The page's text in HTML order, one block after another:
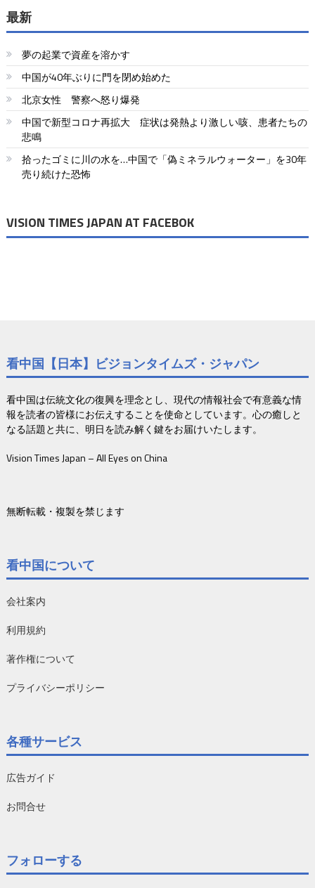
ナ
ビ
ゲ
ー
シ
ョ
ン
最新
夢の起業で資産を溶かす
中国が40年ぶりに門を閉め始めた
北京女性 警察へ怒り爆発
中国で新型コロナ再拡大 症状は発熱より激しい咳、患者たちの
悲鳴
拾ったゴミに川の水を…中国で「偽ミネラルウォーター」を30年
売り続けた恐怖
VISION TIMES JAPAN AT FACEBOK
看中国【日本】ビジョンタイムズ・ジャパン
看中国は伝統文化の復興を理念とし、現代の情報社会で有意義な情
報を読者の皆様にお伝えすることを使命としています。心の癒しと
なる話題と共に、明日を読み解く鍵をお届けいたします。
Vision Times Japan – All Eyes on China
無断転載・複製を禁じます
看中国について
会社案内
利用規約
著作権について
プライバシーポリシー
各種サービス
広告ガイド
お問合せ
フォローする